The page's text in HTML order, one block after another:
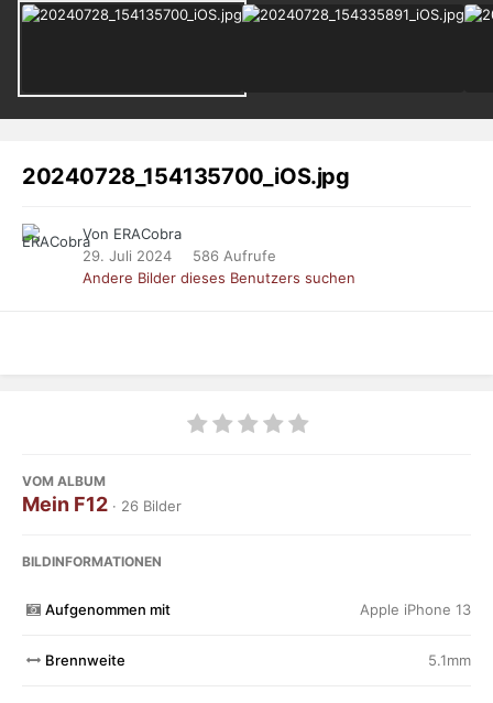
20240728_154135700_iOS.jpg
Von ERACobra
29. Juli 2024
586 Aufrufe
Andere Bilder dieses Benutzers suchen
VOM ALBUM
Mein F12 · 26 Bilder
BILDINFORMATIONEN
Aufgenommen mit Apple iPhone 13
Brennweite 5.1mm